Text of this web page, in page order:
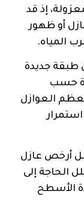
إذ قد
أو ظهور
المياه.
طبقة جديدة
حسب
العوازل
أرخص عازل
الحاجة إلى
الأسطح